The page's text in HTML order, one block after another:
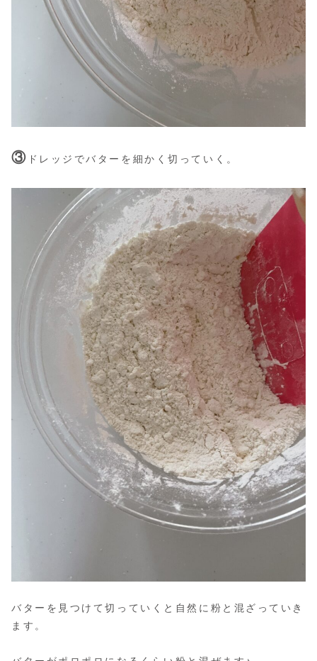
③ ドレッジでバターを細かく切っていく。
バターを見つけて切っていくと自然に粉と混ざっていき
ます。